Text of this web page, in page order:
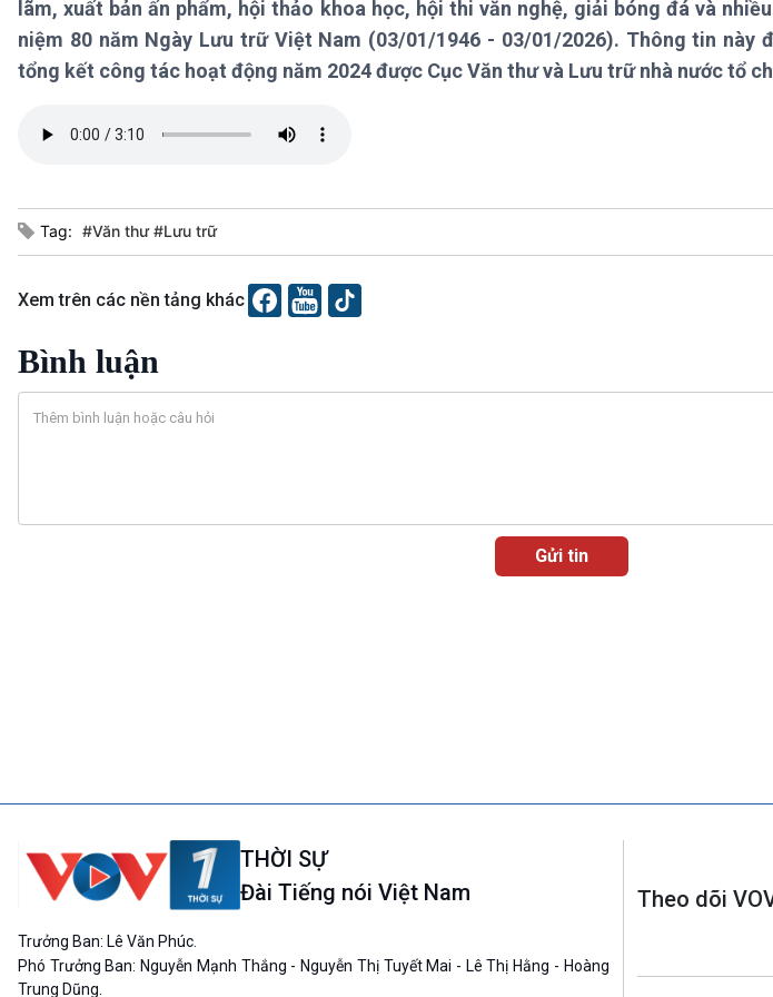
360 độ Sức khỏe
Chuyển đổi Xanh
Tài nguyên và Môi trường
Bước chân đến trường
Kết nối công nghệ
Sống chung với biến đổi
khí hậu
Chát với người nổi tiếng
Câu chuyện Thể thao
Thanh âm ký sự
Chân dung cuộc sống
lãm, xuất bản ấn phẩm, hội thảo khoa học, hội thi văn nghệ, giải bóng đá và
niệm 80 năm Ngày Lưu trữ Việt Nam (03/01/1946 - 03/01/2026). Thông tin này
tổng kết công tác hoạt động năm 2024 được Cục Văn thư và Lưu trữ nhà nước tổ
Tag: #Văn thư #Lưu trữ
Xem trên các nền tảng khác
Bình luận
THỜI SỰ
Đài Tiếng nói Việt Nam
Trưởng Ban: Lê Văn Phúc.
Phó Trưởng Ban: Nguyễn Mạnh Thắng - Nguyễn Thị Tuyết Mai - Lê Thị Hằng - Hoàng
Trung Dũng.
Theo dõi